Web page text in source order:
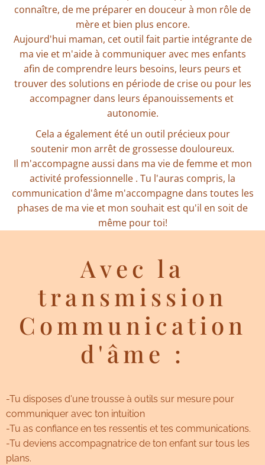
connaître, de me préparer en douceur à mon rôle de
mère et bien plus encore.
Aujourd'hui maman, cet outil fait partie intégrante de
ma vie et m'aide à communiquer avec mes enfants
afin de comprendre leurs besoins, leurs peurs et
trouver des solutions en période de crise ou pour les
accompagner dans leurs épanouissements et
autonomie.
Cela a également été un outil précieux pour
soutenir mon arrêt de grossesse douloureux.
Il m'accompagne aussi dans ma vie de femme et mon
activité professionnelle . Tu l'auras compris, la
communication d'âme m'accompagne dans toutes les
phases de ma vie et mon souhait est qu'il en soit de
même pour toi!
Avec la
transmission
Communication
d'âme :
-Tu disposes d'une trousse à outils sur mesure pour
communiquer avec ton intuition
-Tu as confiance en tes ressentis et tes communications.
-Tu deviens accompagnatrice de ton enfant sur tous les
plans.